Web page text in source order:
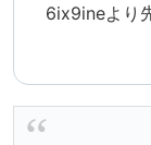
6ix9ineより